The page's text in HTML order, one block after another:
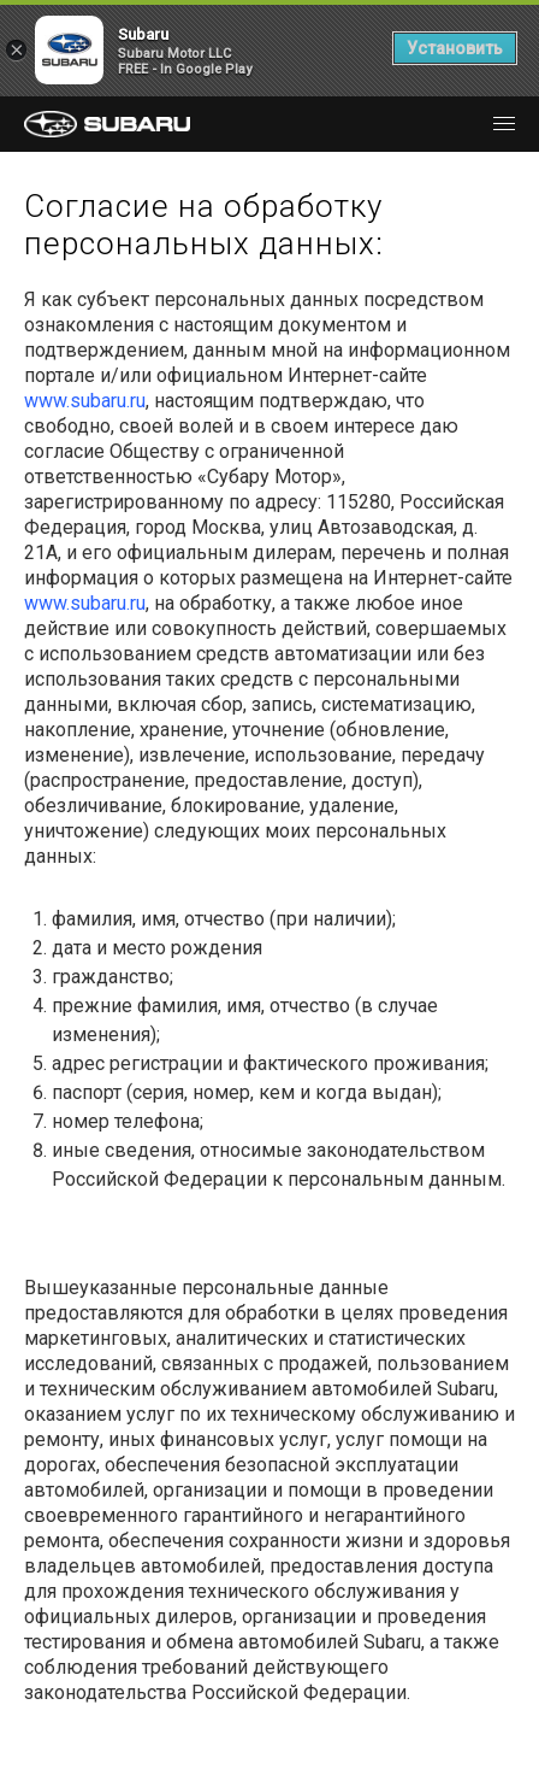
Согласие на обработку
персональных данных:
Я как субъект персональных данных посредством
ознакомления с настоящим документом и
подтверждением, данным мной на информационном
портале и/или официальном Интернет-сайте
www.subaru.ru, настоящим подтверждаю, что
свободно, своей волей и в своем интересе даю
согласие Обществу с ограниченной
ответственностью «Субару Мотор»,
зарегистрированному по адресу: 115280, Российская
Федерация, город Москва, улиц Автозаводская, д.
21А, и его официальным дилерам, перечень и полная
информация о которых размещена на Интернет-сайте
www.subaru.ru, на обработку, а также любое иное
действие или совокупность действий, совершаемых
с использованием средств автоматизации или без
использования таких средств с персональными
данными, включая сбор, запись, систематизацию,
накопление, хранение, уточнение (обновление,
изменение), извлечение, использование, передачу
(распространение, предоставление, доступ),
обезличивание, блокирование, удаление,
уничтожение) следующих моих персональных
данных:
фамилия, имя, отчество (при наличии);
дата и место рождения
гражданство;
прежние фамилия, имя, отчество (в случае
изменения);
адрес регистрации и фактического проживания;
паспорт (серия, номер, кем и когда выдан);
номер телефона;
иные сведения, относимые законодательством
Российской Федерации к персональным данным.
Вышеуказанные персональные данные
предоставляются для обработки в целях проведения
маркетинговых, аналитических и статистических
исследований, связанных с продажей, пользованием
и техническим обслуживанием автомобилей Subaru,
оказанием услуг по их техническому обслуживанию и
ремонту, иных финансовых услуг, услуг помощи на
дорогах, обеспечения безопасной эксплуатации
автомобилей, организации и помощи в проведении
своевременного гарантийного и негарантийного
ремонта, обеспечения сохранности жизни и здоровья
владельцев автомобилей, предоставления доступа
для прохождения технического обслуживания у
официальных дилеров, организации и проведения
тестирования и обмена автомобилей Subaru, а также
соблюдения требований действующего
законодательства Российской Федерации.
×
Subaru
Subaru Motor LLC
FREE - In Google Play
Установить